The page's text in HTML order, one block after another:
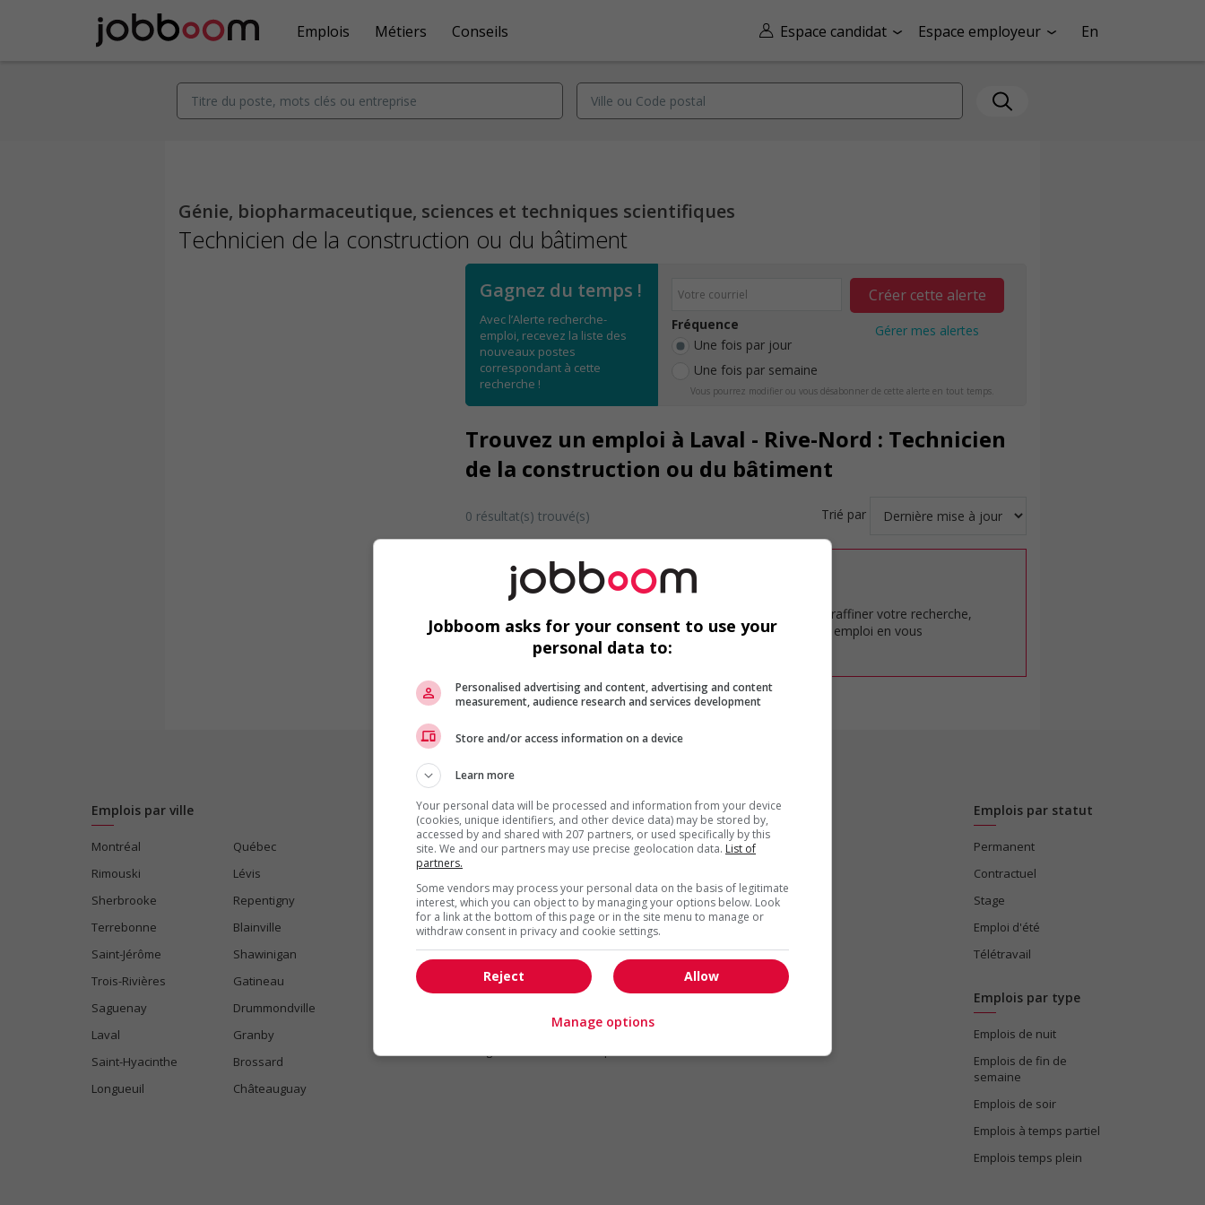
Espace candidat Espace employeur En
Emplois Métiers Conseils
Génie, biopharmaceutique, sciences et techniques scientifiques
Technicien de la construction ou du bâtiment
Gagnez du temps !
Avec l’Alerte recherche-
emploi, recevez la liste des
nouveaux postes
correspondant à cette
recherche !
Fréquence
Une fois par jour
Une fois par semaine
Créer cette alerte
Gérer mes alertes
Vous pourrez modifier ou vous désabonner de cette alerte en tout temps.
Trouvez un emploi à Laval - Rive-Nord : Technicien
de la construction ou du bâtiment
0 résultat(s) trouvé(s) Trié par
Désolé, cette recherche n'a produit aucun résultat.
Veuillez faire une nouvelle recherche.
Vous pouvez en tout temps utiliser nos outils pour raffiner votre recherche,
ou chercher un poste selon votre profil d'intérêt en emploi en vous
inscrivant comme membre Jobboom.
Emplois par ville
Montréal
Québec
Rimouski
Lévis
Sherbrooke
Repentigny
Terrebonne
Blainville
Saint-Jérôme
Shawinigan
Trois-Rivières
Gatineau
Saguenay
Drummondville
Laval
Granby
Saint-Hyacinthe
Brossard
Longueuil
Châteauguay
Emplois par secteur
Arts et métiers de la mode Automobile et transport
Cadres supérieurs
diverses
Comptabilité / Assurance
Construction / Manutention
Marketing / Communication
Ressources humaines
Tourisme / Hôtellerie
Santé
Soutien administratif
Emplois par statut
Permanent
Contractuel
Stage
Emploi d'été
Télétravail
Emplois par type
Emplois de nuit
Emplois de fin de
semaine
Emplois de soir
Emplois à temps partiel
Emplois temps plein
Jobboom asks for your consent to use your
personal data to:
Personalised advertising and content, advertising and content
measurement, audience research and services development
Store and/or access information on a device
Learn more
Your personal data will be processed and information from your device
(cookies, unique identifiers, and other device data) may be stored by,
accessed by and shared with 207 partners, or used specifically by this
site. We and our partners may use precise geolocation data. List of
partners.
Some vendors may process your personal data on the basis of legitimate
interest, which you can object to by managing your options below. Look
for a link at the bottom of this page or in the site menu to manage or
withdraw consent in privacy and cookie settings.
Allow
Reject
Manage options